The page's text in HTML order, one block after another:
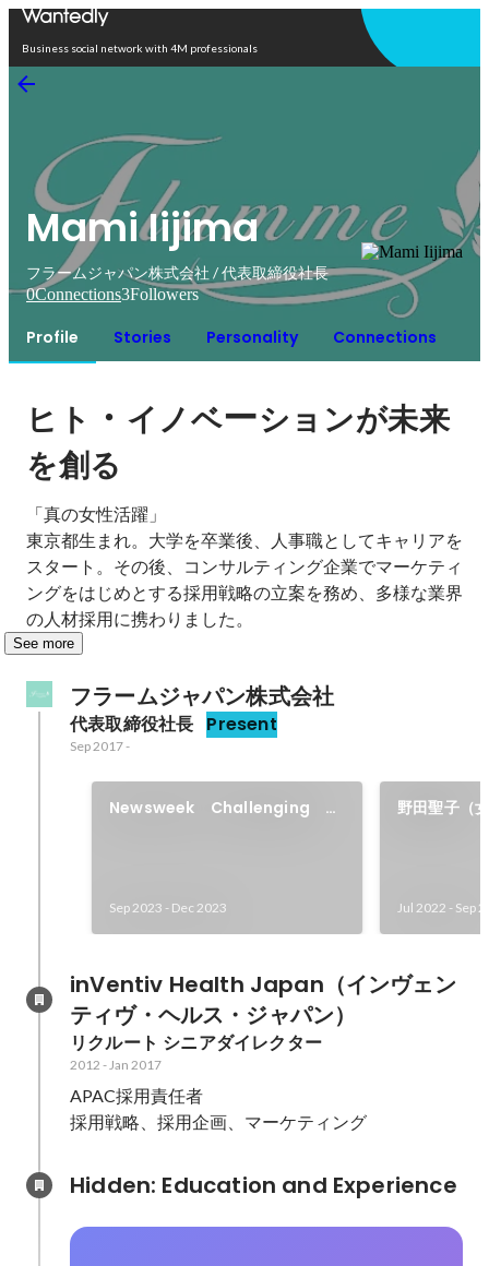
Business social network with 4M professionals
Mami Iijima
フラームジャパン株式会社 / 代表取締役社長
0Connections3Followers
Profile Stories Personality Connections
ヒト ・ イノベーションが未来
を創る
「真の女性活躍」
東京都生まれ。大学を卒業後、人事職としてキャリアを
スタート。その後、コンサルティング企業でマーケティ
ングをはじめとする採用戦略の立案を務め、多様な業界
の人材採用に携わりました。
See more
フラームジャパン株式会社
代表取締役社長 Present
Sep 2017-
Newsweek Challenging
Sep 2023 - Dec 2023
野田聖子（
Jul 2022 - Sep
inVentiv Health Japan（インヴェン
ティヴ・ヘルス・ジャパン）
リクルート シニアダイレクター
2012 -Jan 2017
APAC採用責任者
採用戦略、採用企画、マーケティング